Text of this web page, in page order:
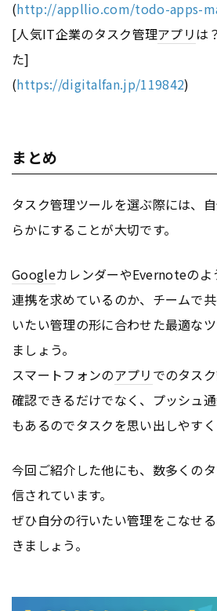
(http://appllio.com/todo-apps-
[人気IT企業のタスク管理アプリは
た]
(https://digitalfan.jp/119842)
まとめ
タスク管理ツールを選ぶ際には、
らかにすることが大切です。
GoogleカレンダーやEvernoteのよ
連携を求めているのか、チームで
いたい管理の形に合わせた最適な
ましょう。
スマートフォンのアプリ でのタス
確認できるだけでなく、プッシュ
もあるのでタスクを思い出しやすく
今回ご紹介した他にも、数多くの
信されています。
ぜひ自分の行いたい管理をこなせ
きましょう。